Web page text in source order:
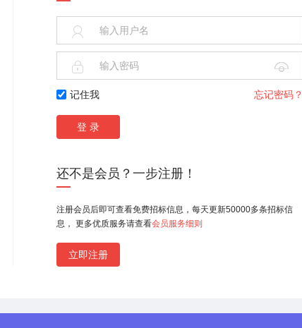

 
记住我 忘记密码？
还不是会员？一步注册！
注册会员后即可查看免费招标信息，每天更新50000多条招标信
息， 更多优质服务请查看会员服务细则
立即注册